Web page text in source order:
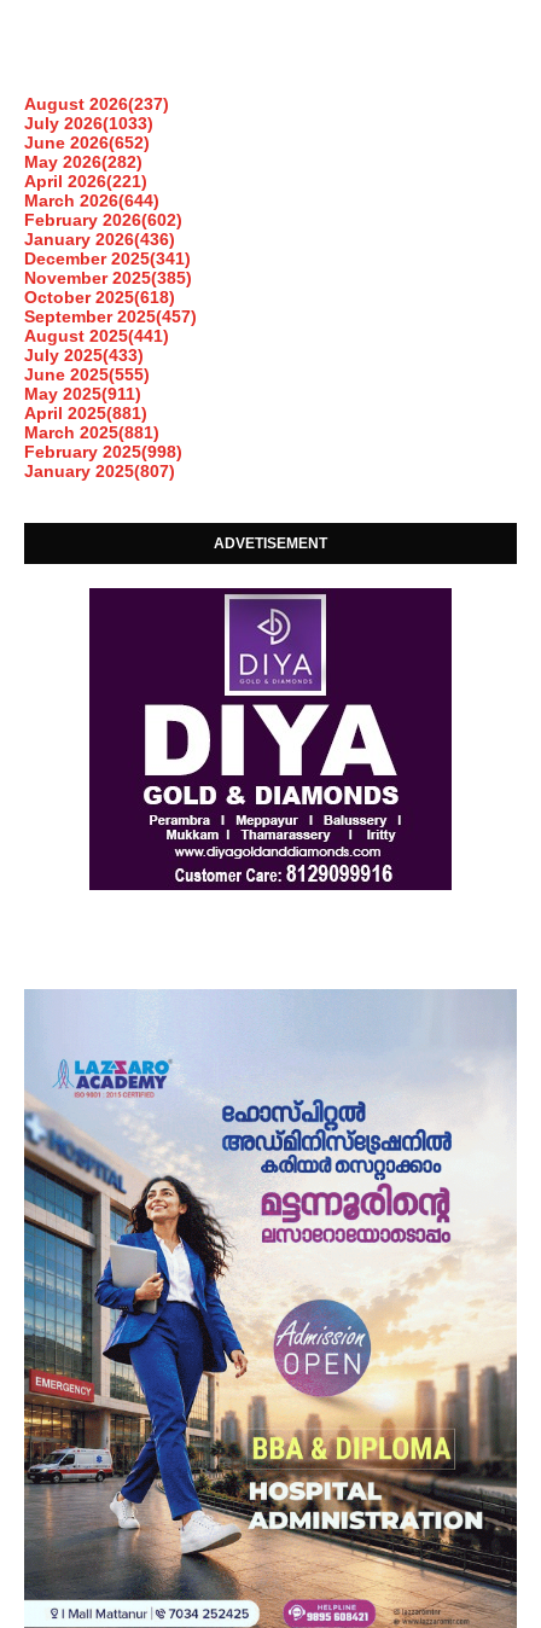
August 2026(237)
July 2026(1033)
June 2026(652)
May 2026(282)
April 2026(221)
March 2026(644)
February 2026(602)
January 2026(436)
December 2025(341)
November 2025(385)
October 2025(618)
September 2025(457)
August 2025(441)
July 2025(433)
June 2025(555)
May 2025(911)
April 2025(881)
March 2025(881)
February 2025(998)
January 2025(807)
ADVETISEMENT